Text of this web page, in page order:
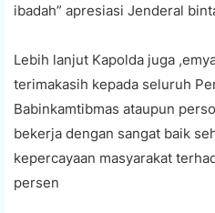
ibadah” apresiasi Jenderal
Lebih lanjut Kapolda juga
terimakasih kepada seluruh
Babinkamtibmas ataupun
bekerja dengan sangat baik
kepercayaan masyarakat
persen